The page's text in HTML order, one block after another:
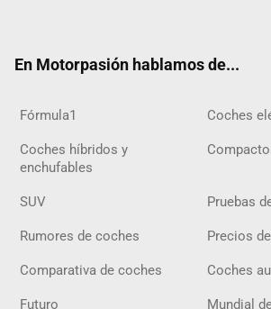
En Motorpasión hablamos de...
Fórmula1 Coches
Coches híbridos y
enchufables
SUV Pruebas
Rumores de coches Precios
Comparativa de coches Coches
Futuro Mundial